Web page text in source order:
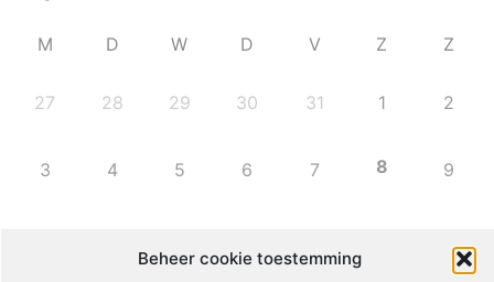
Beheer cookie toestemming
M D W D V Z Z
27 28 29 30 31 1 2
3 4 5 6 7 8 9